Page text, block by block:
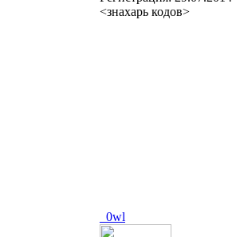
<знахарь кодов>
_0wl